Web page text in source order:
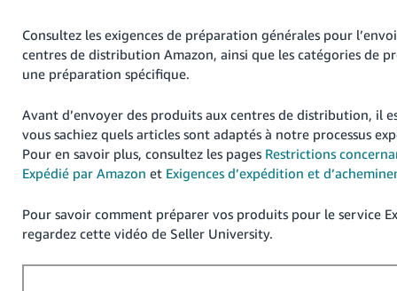
- FR
Italiano
- IT
日
本
語
JP
Login
S'inscrire
Consultez les exigences de préparation générales pour
centres de distribution Amazon, ainsi que les catégories de
une préparation spécifique.
Avant d’envoyer des produits aux centres de distribution, il
vous sachiez quels articles sont adaptés à notre processus
Pour en savoir plus, consultez les pages Restrictions
Expédié par Amazon et Exigences d’expédition et
Pour savoir comment préparer vos produits pour le service
regardez cette vidéo de Seller University.